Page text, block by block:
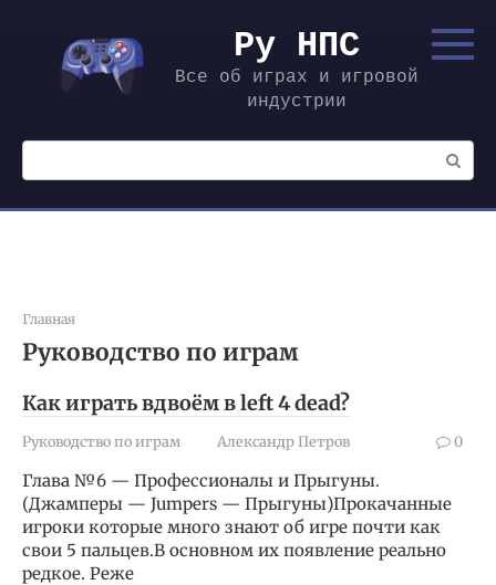
контенту
Ру НПС
Все об играх и игровой
индустрии
Поиск:
Главная
Руководство по играм
Как играть вдвоём в left 4 dead?
Руководство по играм Александр Петров 0
Глава №6 — Профессионалы и Прыгуны.
(Джамперы — Jumpers — Прыгуны)Прокачанные
игроки которые много знают об игре почти как
свои 5 пальцев.В основном их появление реально
редкое. Реже